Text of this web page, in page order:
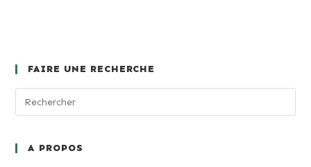
FAIRE UNE RECHERCHE
A PROPOS